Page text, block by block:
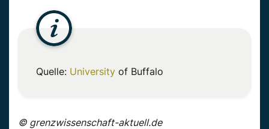
Quelle: University of Buffalo
© grenzwissenschaft-aktuell.de